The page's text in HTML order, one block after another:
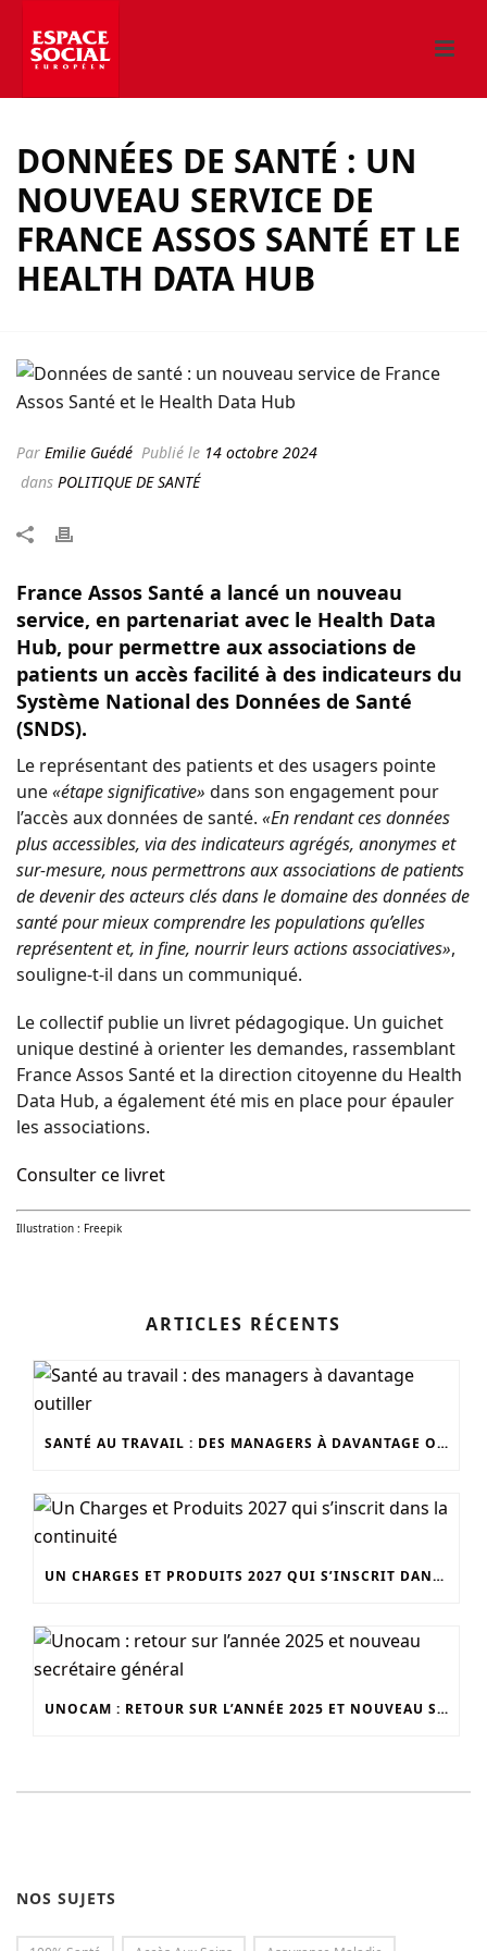
DONNÉES DE SANTÉ : UN
NOUVEAU SERVICE DE
FRANCE ASSOS SANTÉ ET LE
HEALTH DATA HUB
Par Emilie Guédé Publié le 14 octobre 2024
dans POLITIQUE DE SANTÉ
France Assos Santé a lancé un nouveau
service, en partenariat avec le Health Data
Hub, pour permettre aux associations de
patients un accès facilité à des indicateurs du
Système National des Données de Santé
(SNDS).
Le représentant des patients et des usagers pointe
une«étape significative» dans son engagement pour
l’accès aux données de santé. «En rendant ces données
plus accessibles, via des indicateurs agrégés, anonymes et
sur-mesure, nous permettrons aux associations de patients
de devenir des acteurs clés dans le domaine des données de
santé pour mieux comprendre les populations qu’elles
représentent et, in fine, nourrir leurs actions associatives»,
souligne-t-il dans un communiqué.
Le collectif publie un livret pédagogique. Un guichet
unique destiné à orienter les demandes, rassemblant
France Assos Santé et la direction citoyenne du Health
Data Hub, a également été mis en place pour épauler
les associations.
Consulter ce livret
Illustration : Freepik
ARTICLES RÉCENTS
SANTÉ AU TRAVAIL : DES MANAGERS À DAVANTAGE OUTILLER
UN CHARGES ET PRODUITS 2027 QUI S’INSCRIT DANS LA CONTINUITÉ
UNOCAM : RETOUR SUR L’ANNÉE 2025 ET NOUVEAU SECRÉTAIRE GÉNÉRAL
NOS SUJETS